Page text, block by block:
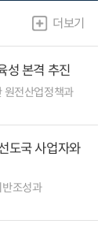
더보기
성 본격 추진
원전산업정책과
도국 사업자와
조성과